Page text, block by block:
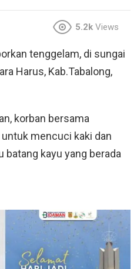
5.2k Views
tenggelam, di sungai
Harus, Kab.Tabalong,
korban bersama
mencuci kaki dan
batang kayu yang berada